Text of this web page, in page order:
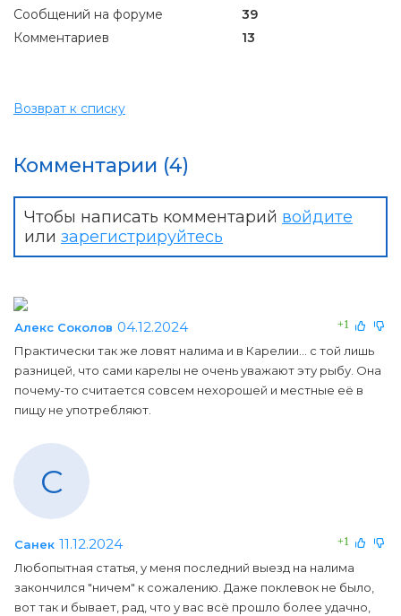
Сообщений на форуме
39
Комментариев
13
Возврат к списку
Комментарии (4)
Чтобы написать комментарий войдите
или зарегистрируйтесь
+1
Алекс Соколов 04.12.2024
Практически так же ловят налима и в Карелии... с той лишь
разницей, что сами карелы не очень уважают эту рыбу. Она
почему-то считается совсем нехорошей и местные её в
пищу не употребляют.
С
+1
Санек 11.12.2024
Любопытная статья, у меня последний выезд на налима
закончился "ничем" к сожалению. Даже поклевок не было,
вот так и бывает, рад, что у вас всё прошло более удачно,